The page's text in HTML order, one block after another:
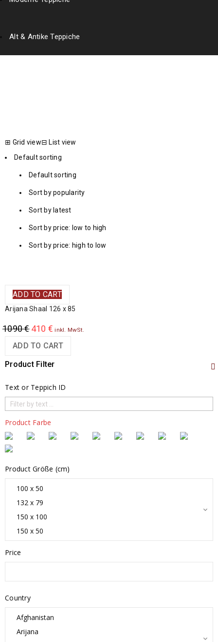
Alt & Antike Teppiche
⊞ Grid view⊟ List view
Default sorting
Default sorting
Sort by popularity
Sort by latest
Sort by price: low to high
Sort by price: high to low
ADD TO CART
Arijana Shaal 126 x 85
1090€ 410 € inkl. MwSt.
ADD TO CART
Product Filter
Text or Teppich ID
Product Farbe
Product Größe (cm)
Price
Country